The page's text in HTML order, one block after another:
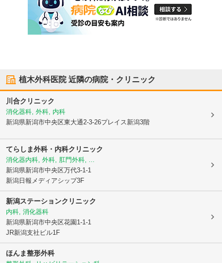
植木外科医院近隣の病院・クリニック
川合クリニック
消化器科, 外科, 内科
新潟県新潟市中央区東大通2-3-26プレイス新潟3階
てらしま外科・内科クリニック
消化器内科, 外科, 肛門外科, ...
新潟県新潟市中央区万代3-1-1
新潟日報メディアシップ3F
新潟ステーションクリニック
内科, 消化器科
新潟県新潟市中央区花園1-1-1
JR新潟支社ビル1F
ほんま整形外科